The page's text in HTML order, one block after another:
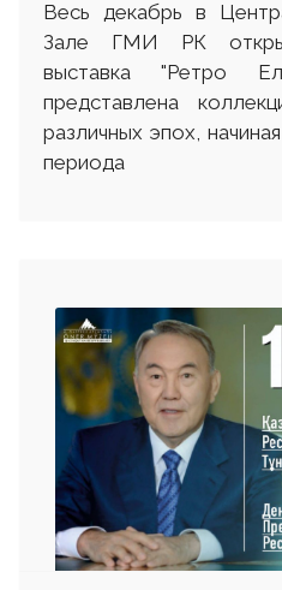
Весь декабрь в
Зале ГМИ РК
выставка "Ретро
представлена
различных эпох,
периода